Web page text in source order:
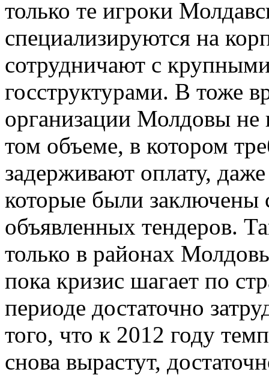
только те игроки
специализируются на
сотрудничают с
госструктурами. В тоже
организации Молдовы не
том объеме, в котором
задерживают оплату,
которые были заключены
объявленных тендеров.
только в районах
пока кризис шагает по
периоде достаточно
того, что к 2012 году
снова вырастут,